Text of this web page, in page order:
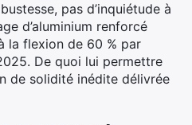
pas d’inquiétude à
d’aluminium renforcé
la flexion de 60 % par
De quoi lui permettre
de solidité inédite délivrée